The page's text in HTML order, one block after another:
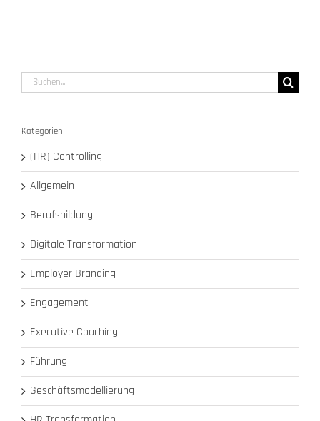
Suche
nach:
Kategorien
(HR) Controlling
Allgemein
Berufsbildung
Digitale Transformation
Employer Branding
Engagement
Executive Coaching
Führung
Geschäftsmodellierung